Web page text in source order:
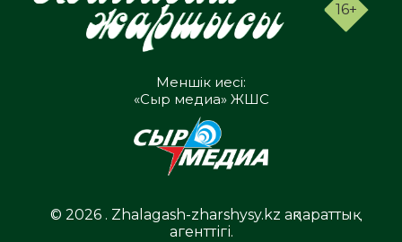
16+
Меншік иесі:
«Сыр медиа» ЖШС
© 2026 . Zhalagash-zharshysy.kz ақпараттық
агенттігі.